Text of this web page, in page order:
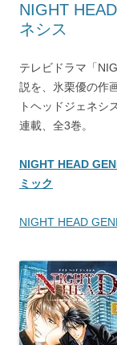
NIGHT
ネシス
テレビドラマ「
説を、氷栗優の作
トヘッドジェネシ
連載、全3巻。
NIGHT HEAD
ミック
NIGHT HEAD